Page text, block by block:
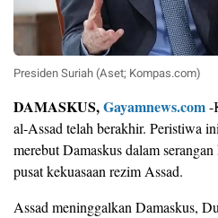
Presiden Suriah (Aset; Kompas.com)
DAMASKUS,Gayamnews.com-
al-Assad telah berakhir. Peristiwa
merebut Damaskus dalam
pusat kekuasaan rezim Assad.
Assad meninggalkan Damaskus,